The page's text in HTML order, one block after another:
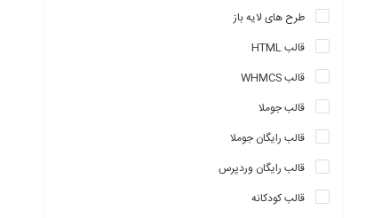
طرح های لایه باز
قالب HTML
قالب WHMCS
قالب جوملا
قالب رایگان جوملا
قالب رایگان وردپرس
قالب کودکانه